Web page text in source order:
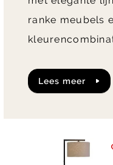
ranke meubels
lees meer